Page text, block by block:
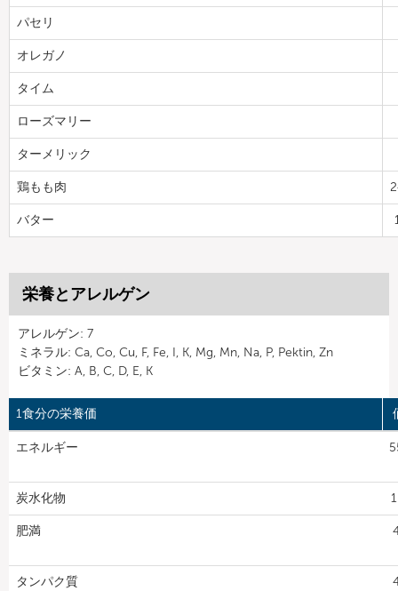
パセリ
オレガノ
タイム
ローズマリー
ターメリック
鶏もも肉
バター
栄養とアレルゲン
アレルゲン: 7
ミネラル: Ca, Co, Cu, F, Fe, I, K, Mg, Mn, Na, P, Pektin, Zn
ビタミン: A, B, C, D, E, K
1食分の栄養価
エネルギー
炭水化物
肥満
タンパク質